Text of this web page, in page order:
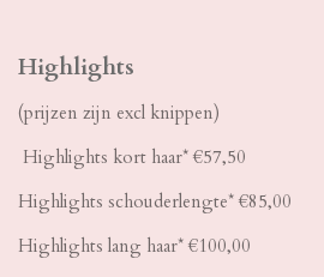
Highlights
(prijzen zijn excl knippen)
Highlights kort haar* €57,50
Highlights schouderlengte* €85,00
Highlights lang haar* €100,00